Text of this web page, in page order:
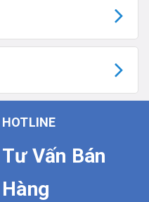
HOTLINE
Tư Vấn Bán
Hàng